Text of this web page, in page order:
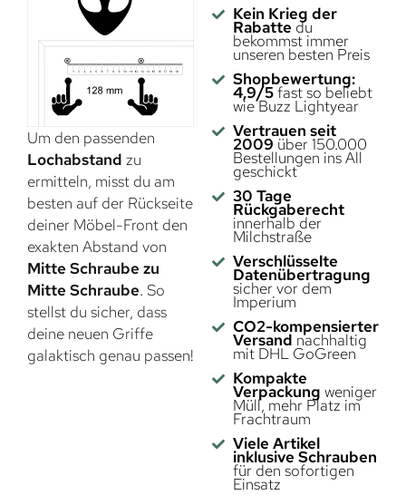
Um den passenden
Lochabstand zu
ermitteln, misst du am
besten auf der Rückseite
deiner Möbel-Front den
exakten Abstand von
Mitte Schraube zu
Mitte Schraube. So
stellst du sicher, dass
deine neuen Griffe
galaktisch genau passen!
Kein Krieg der
Rabattedu
bekommst immer
unseren besten Preis
Shopbewertung:
4,9/5fast so beliebt
wie Buzz Lightyear
Vertrauen seit
2009über 150.000
Bestellungen ins All
geschickt
30 Tage
Rückgaberecht
innerhalb der
Milchstraße
Verschlüsselte
Datenübertragung
sicher vor dem
Imperium
CO2-kompensierter
Versand nachhaltig
mit DHL GoGreen
Kompakte
Verpackung weniger
Müll, mehr Platz im
Frachtraum
Viele Artikel
inklusive Schrauben
für den sofortigen
Einsatz